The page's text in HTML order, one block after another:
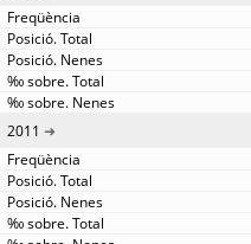
2011